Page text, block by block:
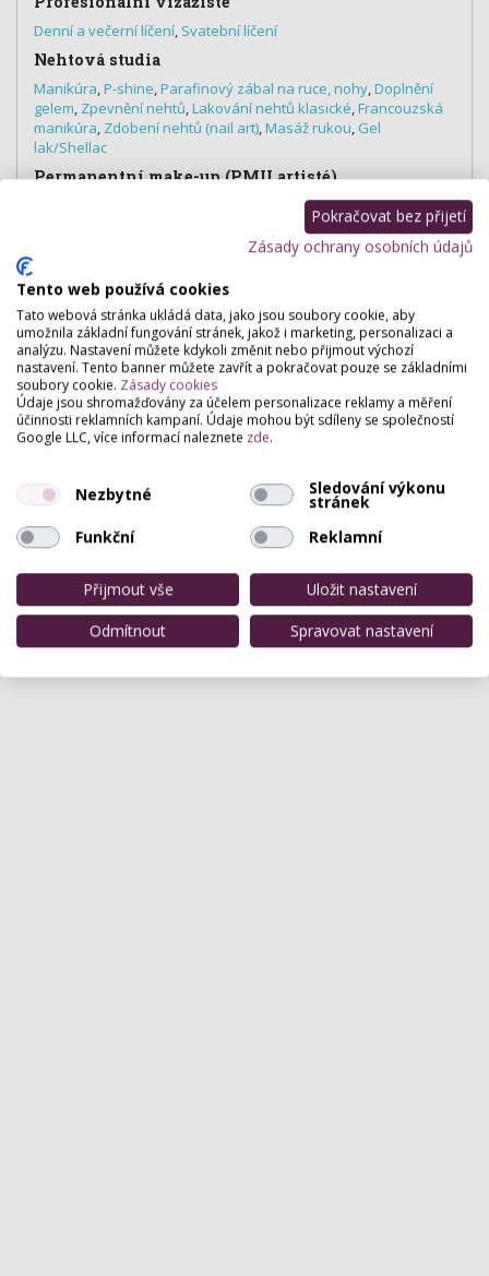
Denní a večerní líčení, Svatební líčení
Nehtová studia
Manikúra,P-shine,Parafinový zábal na ruce, nohy,Doplnění
gelem, Zpevnění nehtů,Lakování nehtů klasické,Francouzská
manikúra, Zdobení nehtů (nail art),Masáž rukou, Gel
lak/Shellac
Permanentní make-up (PMU artisté)
Hodnocení salónu
Pro přidání hodnocení sepřihlašte.
Zatím zde není žádné hodnocení.
Pokračovat bez přijetí
Zásady ochrany osobních údajů
Tento web používá cookies
Tato webová stránka ukládá data, jako jsou soubory cookie, aby
umožnila základní fungování stránek, jakož i marketing, personalizaci a
analýzu. Nastavení můžete kdykoli změnit nebo přijmout výchozí
nastavení. Tento banner můžete zavřít a pokračovat pouze se základními
soubory cookie. Zásady cookies
Údaje jsou shromažďovány za účelem personalizace reklamy a měření
účinnosti reklamních kampaní. Údaje mohou být sdíleny se společností
Google LLC, více informací naleznete zde.
Nezbytné Sledování výkonu
stránek
Funkční
Reklamní
Přijmout vše
Uložit nastavení
Odmítnout
Spravovat nastavení